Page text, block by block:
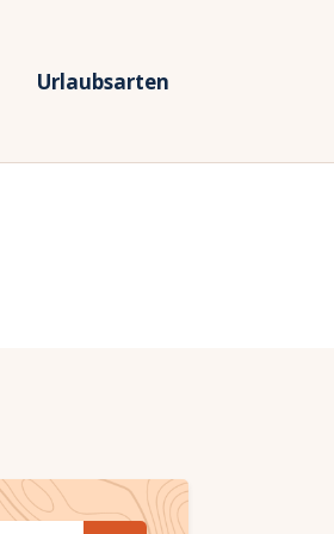
Urlaubsarten